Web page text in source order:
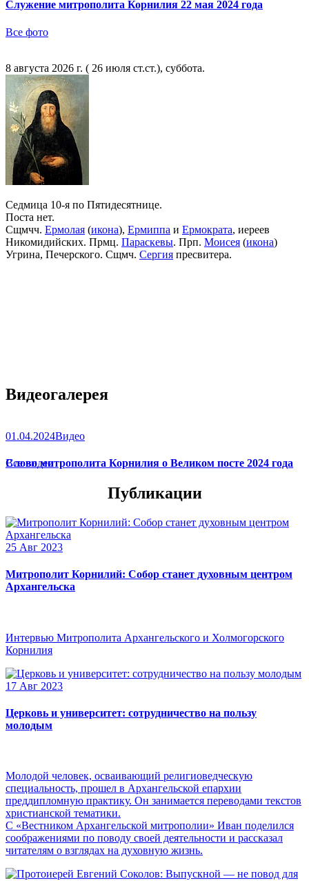
Служение митрополита Корнилия 22 мая 2024 года
Все фото
8 августа 2026 г. ( 26 июля ст.ст.), суббота.
Седмица 10-я по Пятидесятнице.
Поста нет.
Сщмчч. Ермолая (икона), Ермиппа и Ермократа, иереев
Никомидийских. Прмц. Параскевы. Прп. Моисея (икона)
Угрина, Печерского. Сщмч. Сергия пресвитера.
Видеогалерея
01.04.2024Видео
Слово митрополита Корнилия о Великом посте 2024 года
Все видео
Публикации
25 Авг 2023
Митрополит Корнилий: Собор станет духовным центром
Архангельска
Интервью Митрополита Архангельского и Холмогорского
Корнилия
17 Авг 2023
Церковь и университет: сотрудничество на пользу
молодым
Молодой человек, осваивающий религиоведческую
специальность, прошел в Архангельской епархии
преддипломную практику. Он занимается переводами текстов
христианской тематики.
С «Вестником Архангельской митрополии» Иван поделился
соображениями по поводу своей деятельности и рассказал
читателям о взглядах на духовную жизнь.